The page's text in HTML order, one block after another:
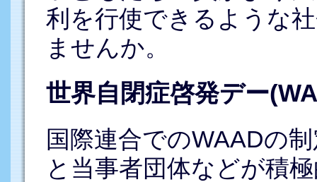
利を行使できるような
ませんか。
世界自閉症啓発デー
国際連合でのWAADの
と当事者団体などが積